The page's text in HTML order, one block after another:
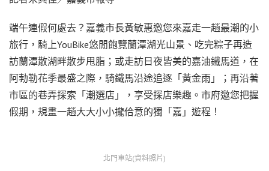
端午連假何處去？嘉義市長黃敏惠邀您來嘉走一趟最潮的小
旅行，騎上YouBike悠閒飽覽蘭潭湖光山景、吃完粽子再造
訪蘭潭散湖畔散步甩脂；或走訪日夜皆美的嘉油鐵馬道，在
阿勃勒花季最盛之際，騎鐵馬沿途追逐「黃金雨」；再沿著
市區的巷弄探索「潮選店」，享受探店樂趣。市府邀您把握
假期，規畫一趟大大小小攏佮意的獨「嘉」遊程！
北門車站(資料照片)